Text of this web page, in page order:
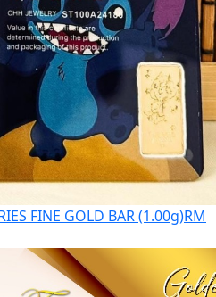
FINE GOLD BAR (1.00g)RM